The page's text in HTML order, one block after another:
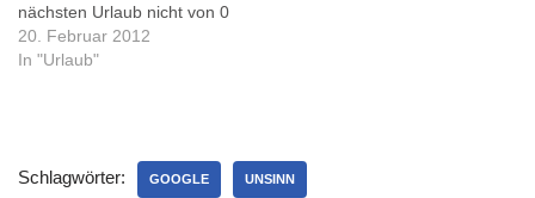
nächsten Urlaub nicht von 0
anfangen müssen hier die
Liste:(eventuell kann sie ja
(Sonnenbrille und eine für
20. Februar 2012
In "Urlaub"
Schlagwörter: GOOGLE UNSINN